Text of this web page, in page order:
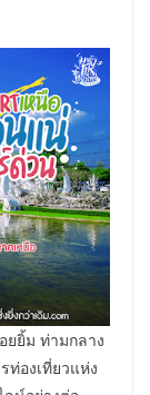
ยยิ้ม ท่ามกลาง
ท่องเที่ยวแห่ง